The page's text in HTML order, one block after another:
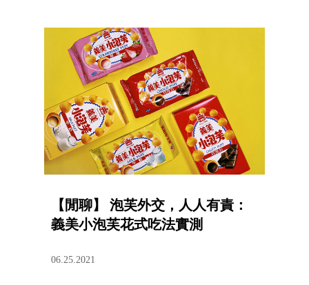
【閒聊】 泡芙外交，人人有責：
義美小泡芙花式吃法實測
06.25.2021